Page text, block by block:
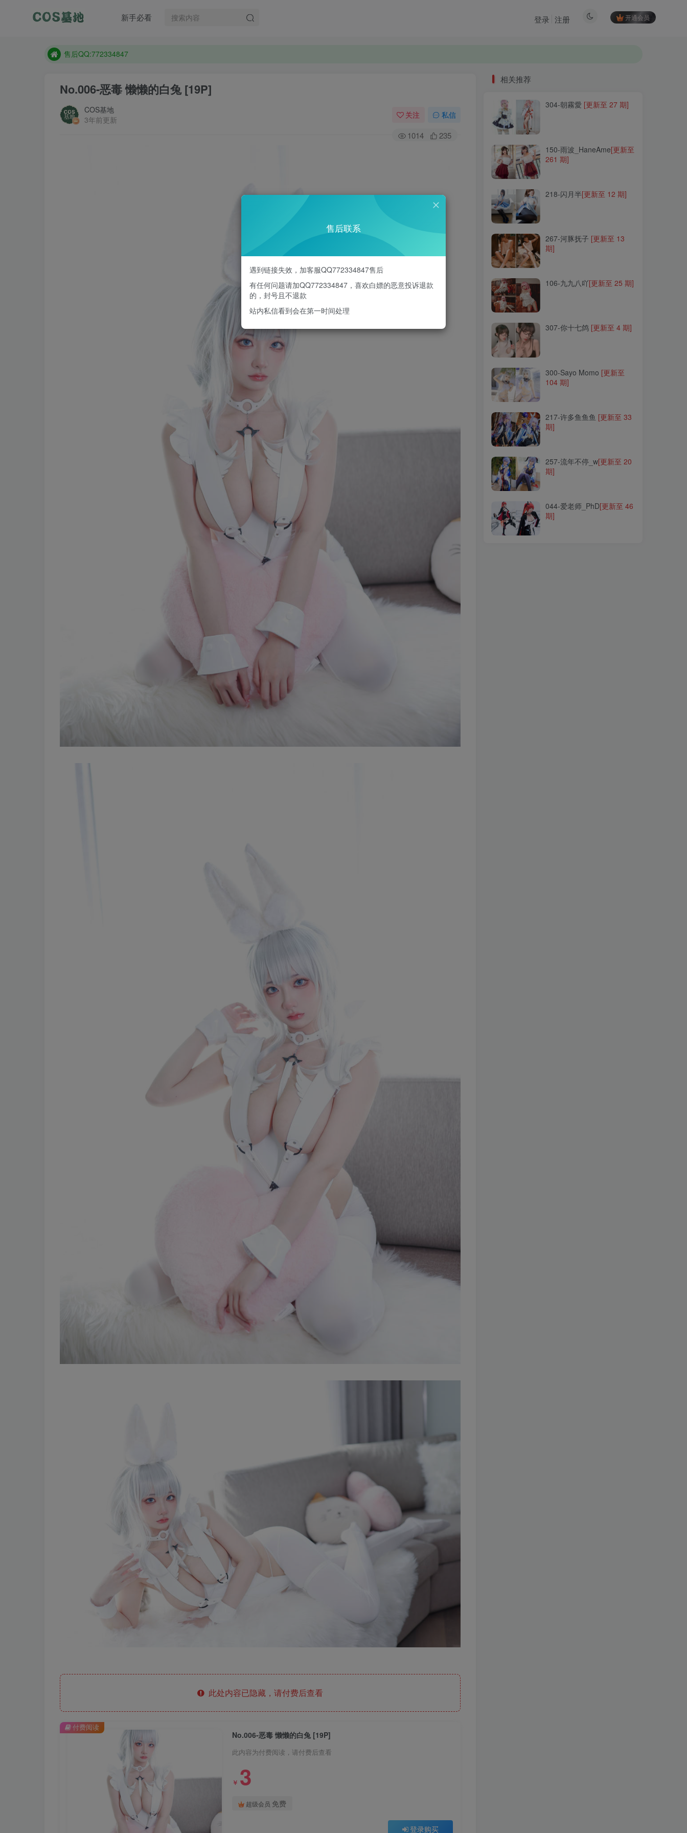
新手必看 开通会员
登录 注册
想看那个coser作品，请在搜索框搜索
售后QQ:772334847
No.006-恶毒 懒懒的白兔 [19P]
COS基地
3年前更新
关注 私信
1014 235
此处内容已隐藏，请付费后查看
No.006-恶毒 懒懒的白兔 [19P]
此内容为付费阅读，请付费后查看
￥ 3
超级会员 免费
登录购买
付费阅读
218-闪月半
106-九九八吖
217-许多鱼鱼鱼
257-流年不停_w
044-爱老师_PhD
相关推荐
304-朝霧愛 [更新至 27 期]
150-雨波_HaneAme[更新至
261 期]
218-闪月半[更新至 12 期]
267-河豚抚子 [更新至 13
期]
106-九九八吖[更新至 25 期]
307-你十七鸽 [更新至 4 期]
300-Sayo Momo [更新至
104 期]
217-许多鱼鱼鱼 [更新至 33
期]
257-流年不停_w[更新至 20
期]
044-爱老师_PhD[更新至 46
期]
售后联系
遇到链接失效，加客服QQ772334847售后
有任何问题请加QQ772334847，喜欢白嫖的恶意投诉退款
的，封号且不退款
站内私信看到会在第一时间处理